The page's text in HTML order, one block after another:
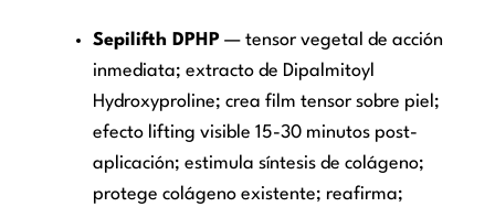
Sepilifth DPHP — tensor vegetal de acción
inmediata; extracto de Dipalmitoyl
Hydroxyproline; crea film tensor sobre piel;
efecto lifting visible 15-30 minutos post-
aplicación; estimula síntesis de colágeno;
protege colágeno existente; reafirma;